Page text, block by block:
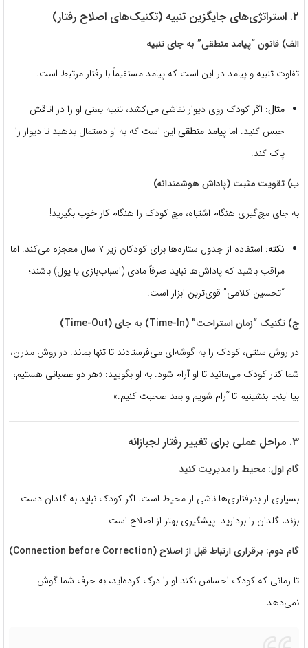
۲. استراتژی‌های جایگزین تنبیه (تکنیک‌های اصلاح رفتار)
الف) قانون “پیامد منطقی” به جای تنبیه
تفاوت تنبیه و پیامد در این است که پیامد مستقیماً با رفتار مرتبط است.
مثال: اگر کودک روی دیوار نقاشی می‌کشد، تنبیه یعنی او را در اتاقش
حبس کنید. اما پیامد منطقی این است که به او دستمال بدهید تا دیوار را
پاک کند.
ب) تقویت مثبت (پاداش هوشمندانه)
به جای مچ‌گیری هنگام اشتباه، مچ کودک را هنگام کار خوب بگیرید!
نکته:
استفاده از جدول ستاره‌ها برای کودکان زیر ۷ سال معجزه می‌کند. اما
مراقب باشید که پاداش‌ها نباید صرفاً مادی (اسباب‌بازی یا پول) باشند؛
“تحسین کلامی” قوی‌ترین ابزار است.
ج) تکنیک “زمان استراحت” (Time-In) به جای (Time-Out)
در روش سنتی، کودک را به گوشه‌ای می‌فرستادند تا تنها بماند. در روش مدرن،
شما کنار کودک می‌مانید تا او آرام شود. به او بگویید: «هر دو عصبانی هستیم،
بیا اینجا بنشینیم تا آرام شویم و بعد صحبت کنیم.»
۳. مراحل عملی برای تغییر رفتار لجبازانه
گام اول: محیط را مدیریت کنید
بسیاری از بدرفتاری‌ها ناشی از محیط است. اگر کودک نباید به گلدان دست
بزند، گلدان را بردارید. پیشگیری بهتر از اصلاح است.
گام دوم: برقراری ارتباط قبل از اصلاح (Connection before Correction)
تا زمانی که کودک احساس نکند او را درک کرده‌اید، به حرف شما گوش
نمی‌دهد.